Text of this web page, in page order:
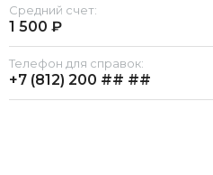
Средний счет:
1 500 ₽
Телефон для справок:
+7 (812) 200 ## ##